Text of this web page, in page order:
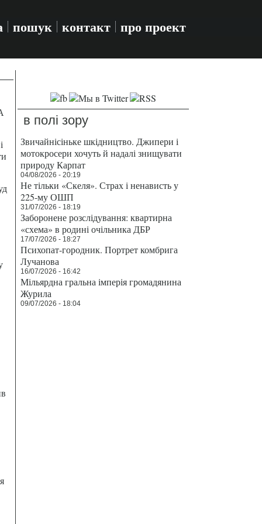
пошук контакт про проект
в полі зору
Звичайнісіньке шкідництво. Джипери і
мотокросери хочуть й надалі знищувати
природу Карпат
04/08/2026 - 20:19
Не тільки «Скеля». Страх і ненависть у
225-му ОШП
31/07/2026 - 18:19
Заборонене розслідування: квартирна
«схема» в родині очільника ДБР
17/07/2026 - 18:27
Психопат-городник. Портрет комбрига
Лучанова
16/07/2026 - 16:42
Мільярдна гральна імперія громадянина
Журила
09/07/2026 - 18:04